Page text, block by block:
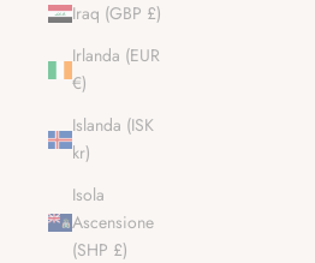
Iraq (GBP £)
Irlanda (EUR
€)
Islanda (ISK
kr)
Isola
Ascensione
(SHP £)